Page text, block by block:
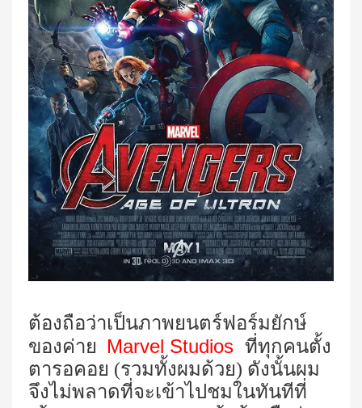
ต้องถือว่าเป็นภาพยนตร์ฟอร์มยักษ์
ของค่าย Marvel Studios ที่ทุกคนตั้ง
ตารอคอย (รวมทั้งผมด้วย) ดังนั้นผม
จึงไม่พลาดที่จะเข้าไปชมในทันทีที่